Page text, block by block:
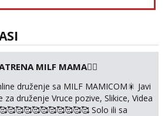
MILF MAMA❤️‍🔥
druženje sa MILF MAMICOM🎇 Javi
za druženje Vruce pozive, Slikice, Videa
Solo ili sa